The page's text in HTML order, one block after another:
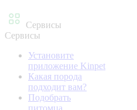
Сервисы
Сервисы
Установите
приложение Kinpet
Какая порода
подходит вам?
Подобрать
питомца